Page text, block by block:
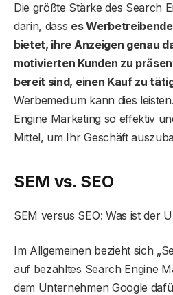
Die größte Stärke des Search
darin, dass es
bietet, ihre Anzeigen genau
motivierten Kunden zu
bereit sind, einen Kauf zu
Werbemedium kann dies
Engine Marketing so effektiv
Mittel, um Ihr Geschäft
SEM vs. SEO
SEM versus SEO: Was ist der
Im Allgemeinen bezieht sich
auf bezahltes Search Engine
dem Unternehmen Google